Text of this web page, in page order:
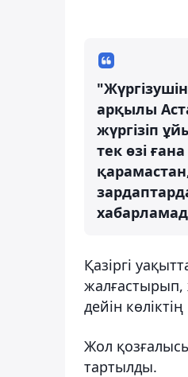
арқылы
жүргізіп
тек өзі
Қазіргі
жалғастырып,
дейін
Жол
тартылды.